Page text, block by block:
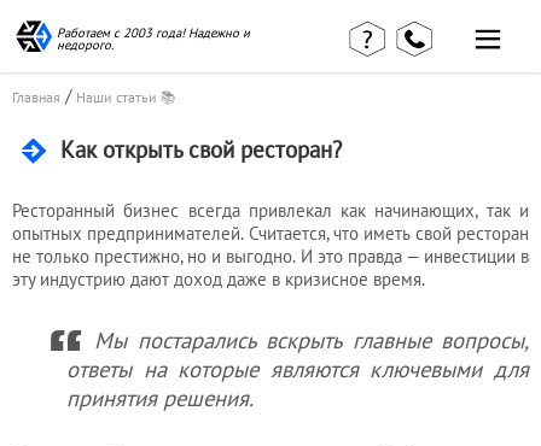
Работаем с 2003 года! Надежно и
недорого.
Главная / Наши статьи 📚
Как открыть свой ресторан?
Ресторанный бизнес всегда привлекал как начинающих, так и
опытных предпринимателей. Считается, что иметь свой ресторан
не только престижно, но и выгодно. И это правда — инвестиции в
эту индустрию дают доход даже в кризисное время.
Мы постарались вскрыть главные вопросы,
ответы на которые являются ключевыми для
принятия решения.
Главная
страница
Контакты
Вакансии
Наши статьи
КВЭД в
Наши
консультации
Калькулятор